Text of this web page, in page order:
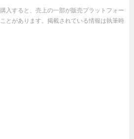
入すると、売上の一部が販売プラットフォー
とがあります。掲載されている情報は執筆時